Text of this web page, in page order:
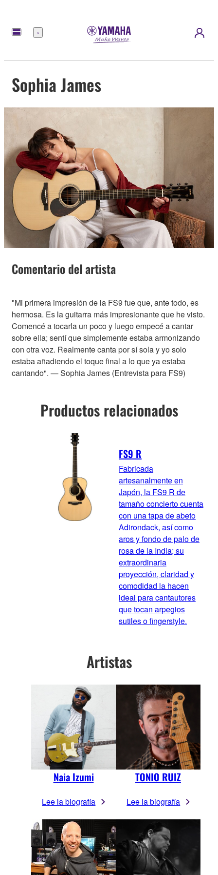
Menú
Sophia James
Comentario del artista
"Mi primera impresión de la FS9 fue que, ante todo, es
hermosa. Es la guitarra más impresionante que he visto.
Comencé a tocarla un poco y luego empecé a cantar
sobre ella; sentí que simplemente estaba armonizando
con otra voz. Realmente canta por sí sola y yo solo
estaba añadiendo el toque final a lo que ya estaba
cantando". — Sophia James (Entrevista para FS9)
Productos relacionados
FS9 R
Fabricada
artesanalmente en
Japón, la FS9 R de
tamaño concierto cuenta
con una tapa de abeto
Adirondack, así como
aros y fondo de palo de
rosa de la India; su
extraordinaria
proyección, claridad y
comodidad la hacen
ideal para cantautores
que tocan arpegios
sutiles o fingerstyle.
Artistas
Naia Izumi
Lee la biografía
TONIO RUIZ
Lee la biografía